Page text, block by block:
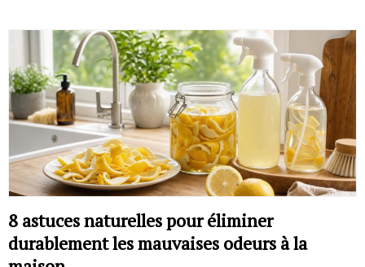
8 astuces naturelles pour éliminer
durablement les mauvaises odeurs à la